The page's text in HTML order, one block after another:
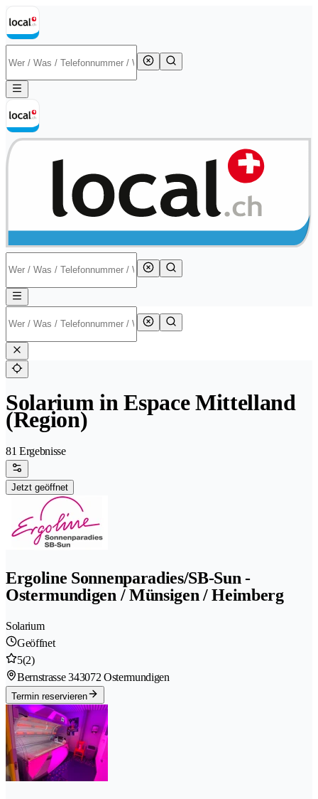
Solarium in Espace Mittelland
(Region)
81 Ergebnisse
Jetzt geöffnet
Ergoline Sonnenparadies/SB-Sun -
Ostermundigen / Münsigen / Heimberg
Solarium
Geöffnet
5(2)
Bernstrasse 343072 Ostermundigen
Termin reservieren